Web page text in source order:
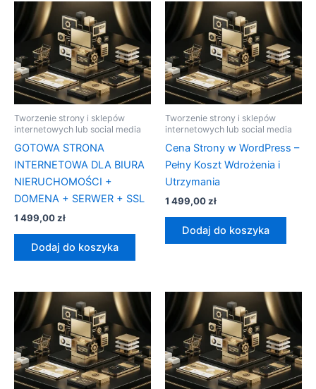
Tworzenie strony i sklepów
internetowych lub social media
GOTOWA STRONA
INTERNETOWA DLA BIURA
NIERUCHOMOŚCI +
DOMENA + SERWER + SSL
1 499,00zł
Dodaj do koszyka
Tworzenie strony i sklepów
internetowych lub social media
Cena Strony w WordPress –
Pełny Koszt Wdrożenia i
Utrzymania
1 499,00zł
Dodaj do koszyka